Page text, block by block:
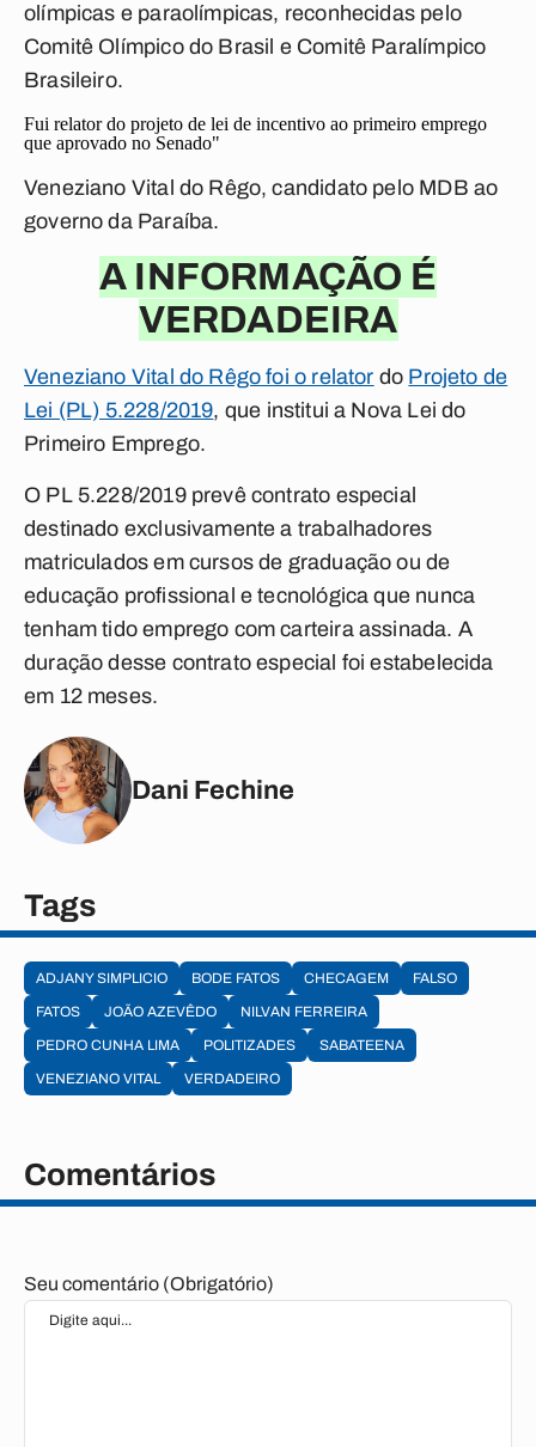
olímpicas e paraolímpicas, reconhecidas pelo
Comitê Olímpico do Brasil e Comitê Paralímpico
Brasileiro.
Fui relator do projeto de lei de incentivo ao primeiro emprego
que aprovado no Senado"
Veneziano Vital do Rêgo, candidato pelo MDB ao
governo da Paraíba.
A INFORMAÇÃO É
VERDADEIRA
Veneziano Vital do Rêgo foi o relator do Projeto de
Lei (PL) 5.228/2019, que institui a Nova Lei do
Primeiro Emprego.
O PL 5.228/2019 prevê contrato especial
destinado exclusivamente a trabalhadores
matriculados em cursos de graduação ou de
educação profissional e tecnológica que nunca
tenham tido emprego com carteira assinada. A
duração desse contrato especial foi estabelecida
em 12 meses.
Dani Fechine
Tags
ADJANY SIMPLICIO BODE FATOS CHECAGEM
FALSO
FATOS
JOÃO AZEVÊDO
NILVAN FERREIRA
PEDRO CUNHA LIMA
POLITIZADES
SABATEENA
VENEZIANO VITAL
VERDADEIRO
Comentários
Seu comentário (Obrigatório)